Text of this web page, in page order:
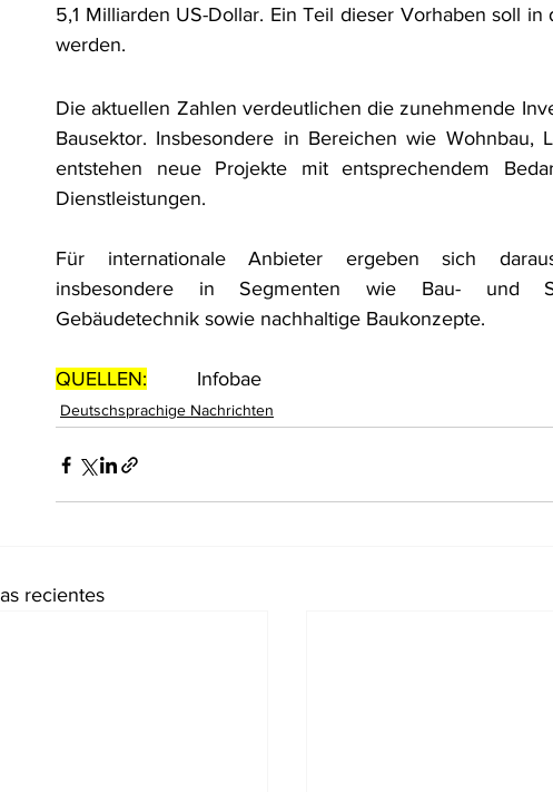
5,1 Milliarden US-Dollar. Ein Teil dieser Vorhaben soll
werden.
Die aktuellen Zahlen verdeutlichen die zunehmende
Bausektor. Insbesondere in Bereichen wie Wohnbau,
entstehen neue Projekte mit entsprechendem
Dienstleistungen.
Für internationale Anbieter ergeben sich
insbesondere in Segmenten wie Bau- und
Gebäudetechnik sowie nachhaltige Baukonzepte.
QUELLEN: Infobae
Deutschsprachige Nachrichten
recientes